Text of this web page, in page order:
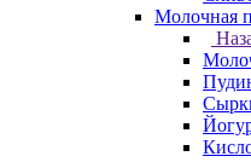
Молочная